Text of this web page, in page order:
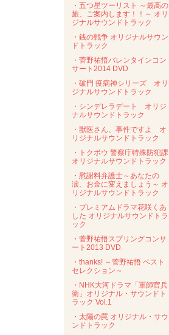
・五つ星ツーリスト ～最高の
旅、ご案内します！！～ オリ
ジナルサウンドトラック
・銭の戦争 オリジナルサウン
ドトラック
・菅野祐悟バレンタインコン
サート2014 DVD
・破門 疫病神シリーズ オリ
ジナルサウンドトラック
・シンデレラデート オリジ
ナルサウンドトラック
・獣医さん、事件ですよ オ
リジナルサウンドトラック
・トクボウ 警察庁特殊防犯課
オリジナルサウンドトラック
・慰謝料弁護士～あなたの
涙、お金に変えましょう～ オ
リジナルサウンドトラック
・プレミアムドラマ花咲くあ
した オリジナルサウンドトラ
ック
・菅野祐悟スプリングコンサ
ート2013 DVD
・thanks! ～菅野祐悟 ベスト
セレクション～
・NHK大河ドラマ「軍師官兵
衛」オリジナル・サウンドト
ラック Vol.1
・太陽の罠 オリジナル・サウ
ンドトラック